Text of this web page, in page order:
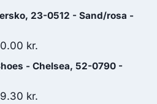
23-0512 - Sand/rosa -
kr.
aktuelle
- Chelsea, 52-0790 -
kr.